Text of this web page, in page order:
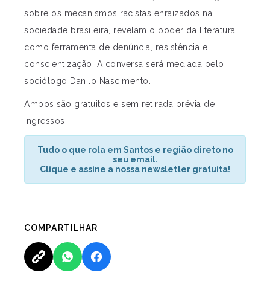
sobre os mecanismos racistas enraizados na
sociedade brasileira, revelam o poder da literatura
como ferramenta de denúncia, resistência e
conscientização. A conversa será mediada pelo
sociólogo Danilo Nascimento.
Ambos são gratuitos e sem retirada prévia de
ingressos.
Tudo o que rola em Santos e região direto no
seu email.
Clique e assine a nossa newsletter gratuita!
COMPARTILHAR